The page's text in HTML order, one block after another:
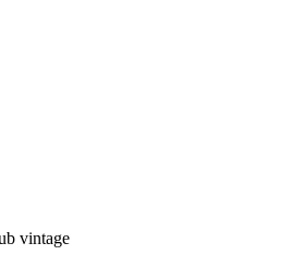
vintage